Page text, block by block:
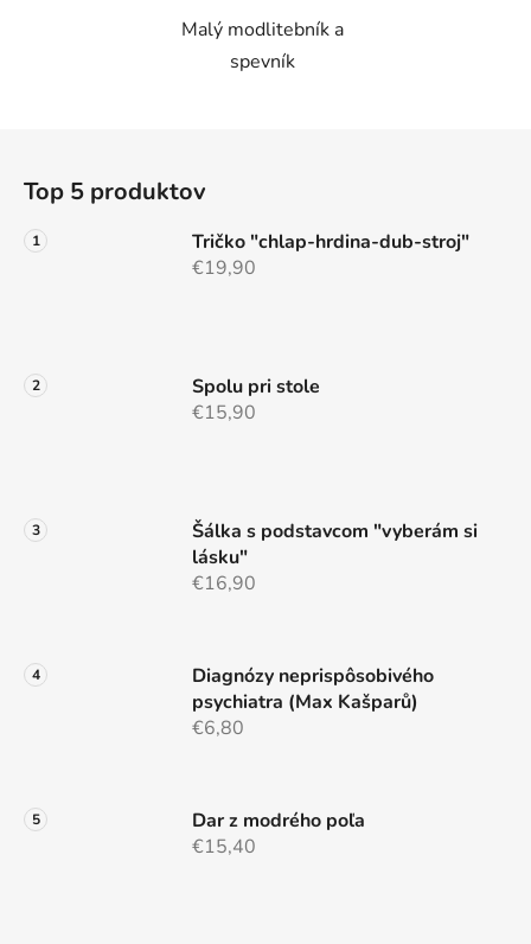
Malý modlitebník a
spevník
Top 5 produktov
Tričko "chlap-hrdina-dub-stroj"
€19,90
Spolu pri stole
€15,90
Šálka s podstavcom "vyberám si
lásku"
€16,90
Diagnózy neprispôsobivého
psychiatra (Max Kašparů)
€6,80
Dar z modrého poľa
€15,40